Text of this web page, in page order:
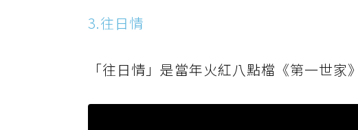
3.往日情
「往日情」是當年火紅八點檔《第一世